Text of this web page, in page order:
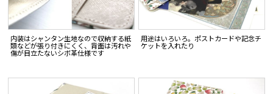
内装はシャンタン生地なので収納する紙
類などが張り付きにくく、背面は汚れや
傷が目立たないシボ革仕様です
用途はいろいろ。ポストカードや記念チ
ケットを入れたり